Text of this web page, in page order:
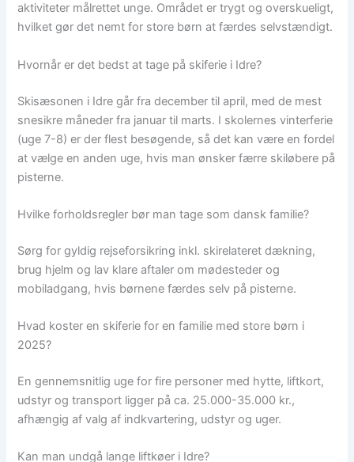
aktiviteter målrettet unge. Området er trygt og overskueligt,
hvilket gør det nemt for store børn at færdes selvstændigt.
Hvornår er det bedst at tage på skiferie i Idre?
Skisæsonen i Idre går fra december til april, med de mest
snesikre måneder fra januar til marts. I skolernes vinterferie
(uge 7-8) er der flest besøgende, så det kan være en fordel
at vælge en anden uge, hvis man ønsker færre skiløbere på
pisterne.
Hvilke forholdsregler bør man tage som dansk familie?
Sørg for gyldig rejseforsikring inkl. skirelateret dækning,
brug hjelm og lav klare aftaler om mødesteder og
mobiladgang, hvis børnene færdes selv på pisterne.
Hvad koster en skiferie for en familie med store børn i
2025?
En gennemsnitlig uge for fire personer med hytte, liftkort,
udstyr og transport ligger på ca. 25.000-35.000 kr.,
afhængig af valg af indkvartering, udstyr og uger.
Kan man undgå lange liftkøer i Idre?